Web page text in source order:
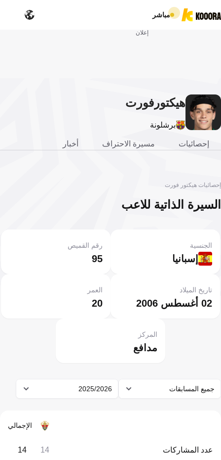
مباشر
إعلان
هيكتور فورت
برشلونة
إحصائيات مسيرة الاحتراف أخبار
إحصائيات هيكتور فورت
السيرة الذاتية للاعب
إسبانيا
الجنسية
95
رقم القميص
02 أغسطس 2006
تاريخ الميلاد
20
العمر
مدافع
المركز
جميع المسابقات 2025/2026
الإجمالي
عدد المشاركات 14
14